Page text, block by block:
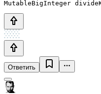
Ответить